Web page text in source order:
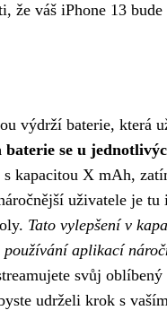
že váš iPhone 13
výdrží baterie, která
baterie se u
kapacitou X mAh,
uživatele je
Tato vylepšení v
aplikací
svůj
udrželi krok s